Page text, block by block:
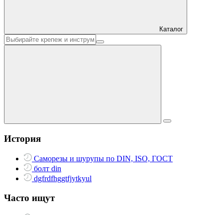
Каталог
История
Саморезы и шурупы по DIN, ISO, ГОСТ
болт din
dgfrdfhggtfjytkyul
Часто ищут